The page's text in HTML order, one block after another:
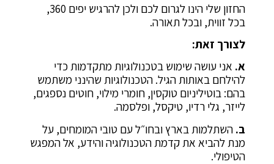
החזון שלי הינו לגרום לכם ולכן להרגיש יפים 360,
בכל זווית, ובכל תאורה.
לצורך זאת:
א. אני עושה שימוש בטכנולוגיות מתקדמות כדי
להילחם באותות הגיל. הטכנולוגיות שהינני משתמש
בהם: בוטיליניום טוקסין, חומרי מילוי, חוטים נספגים,
לייזר, גלי רדיו, טיקסל, ופלסמה.
ב. השתלמות בארץ ובחו״ל עם טובי המומחים, על
מנת להביא את קדמת הטכנולוגיה והידע, אל המפגש
הטיפולי.